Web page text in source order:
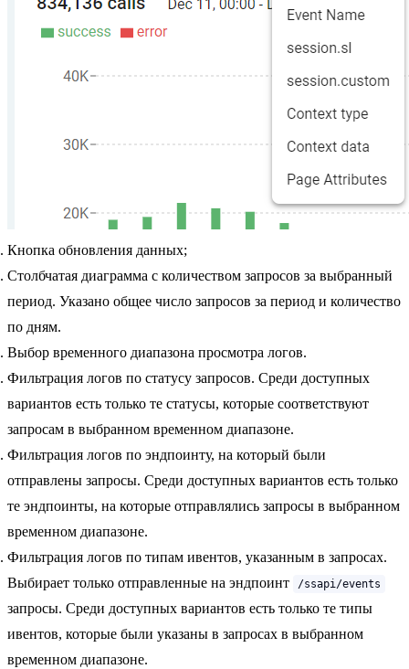
Кнопка обновления данных;
Столбчатая диаграмма с количеством запросов за выбранный
период. Указано общее число запросов за период и количество
по дням.
Выбор временного диапазона просмотра логов.
Фильтрация логов по статусу запросов. Среди доступных
вариантов есть только те статусы, которые соответствуют
запросам в выбранном временном диапазоне.
Фильтрация логов по эндпоинту, на который были
отправлены запросы. Среди доступных вариантов есть только
те эндпоинты, на которые отправлялись запросы в выбранном
временном диапазоне.
Фильтрация логов по типам ивентов, указанным в запросах.
Выбирает только отправленные на эндпоинт
/ssapi/events
запросы. Среди доступных вариантов есть только те типы
ивентов, которые были указаны в запросах в выбранном
временном диапазоне.